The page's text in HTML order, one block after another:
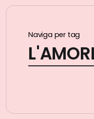
Naviga per tag